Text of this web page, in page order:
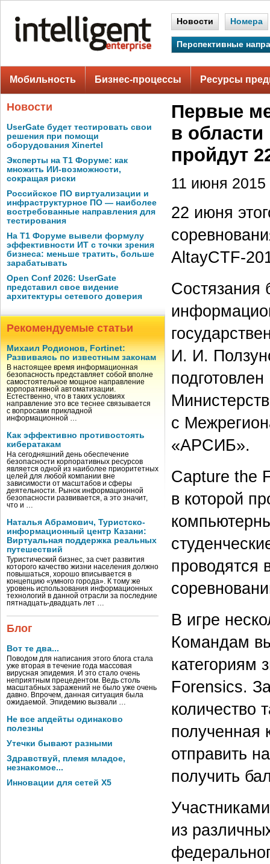
Новости Номера
Перспективные
Мобильность Бизнес-процессы Ресурсы
Новости
UserGate будет тестировать свои
решения при помощи
оборудования Xinertel
Эксперты на Т1 Форуме: как
множить ИИ-возможности,
сокращая риски
Российское ПО виртуализации и
инфраструктурное ПО — наиболее
востребованные направления для
тестирования
На Т1 Форуме вывели формулу
эффективности ИТ с точки зрения
бизнеса: меньше тратить, больше
зарабатывать
Open Conf 2026: UserGate
представил свое видение
архитектуры сетевого доверия
Рекомендуемые статьи
Михаил Родионов, Fortinet:
Развиваясь по известным законам
В настоящее время информационная
безопасность представляет собой вполне
самостоятельное мощное направление
корпоративной автоматизации.
Естественно, что в таких условиях
направление это все теснее связывается
с вопросами прикладной
информационной …
Как эффективно противостоять
кибератакам
На сегодняшний день обеспечение
безопасности корпоративных ресурсов
является одной из наиболее приоритетных
целей для любой компании вне
зависимости от масштабов и сферы
деятельности. Рынок информационной
безопасности развивается, а это значит,
что и …
Наталья Абрамович, Туристско-
информационный центр Казани:
Виртуальная поддержка реальных
путешествий
Туристический бизнес, за счет развития
которого качество жизни населения должно
повышаться, хорошо вписывается в
концепцию «умного города». К тому же
уровень использования информационных
технологий в данной отрасли за последние
пятнадцать-двадцать лет …
Блог
Вот те два...
Поводом для написания этого блога стала
уже вторая в течение года массовая
вирусная эпидемия. И это стало очень
неприятным прецедентом. Ведь столь
масштабных заражений не было уже очень
давно. Впрочем, данная ситуация была
ожидаемой. Эпидемию вызвали …
Не все апдейты одинаково
полезны
Утечки бывают разными
Здравствуй, племя младое,
незнакомое...
Инновации для сетей X5
Первые
в
пройдут
11 июня 2015
22 июня
AltayCTF-
Состязания
И. И.
с
«АРСИБ».
Capture the
в которой
проводятся
В игре
Командам
категориям
Forensics.
количество
полученная
отправить
получить
из